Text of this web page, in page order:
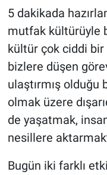
5 dakikada
mutfak kültürüyle
kültür çok ciddi
bizlere düşen
ulaştırmış
olmak üzere
de yaşatmak,
nesillere
Bugün iki farklı